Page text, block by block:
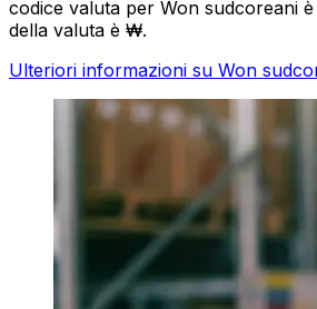
codice valuta per Won sudcoreani è
della valuta è ₩.
Ulteriori informazioni su Won